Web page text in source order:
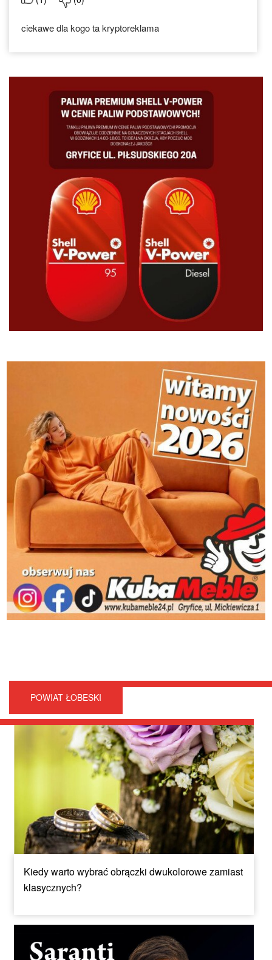
ciekawe dla kogo ta kryptoreklama
POWIAT ŁOBESKI
Kiedy warto wybrać obrączki dwukolorowe zamiast
klasycznych?